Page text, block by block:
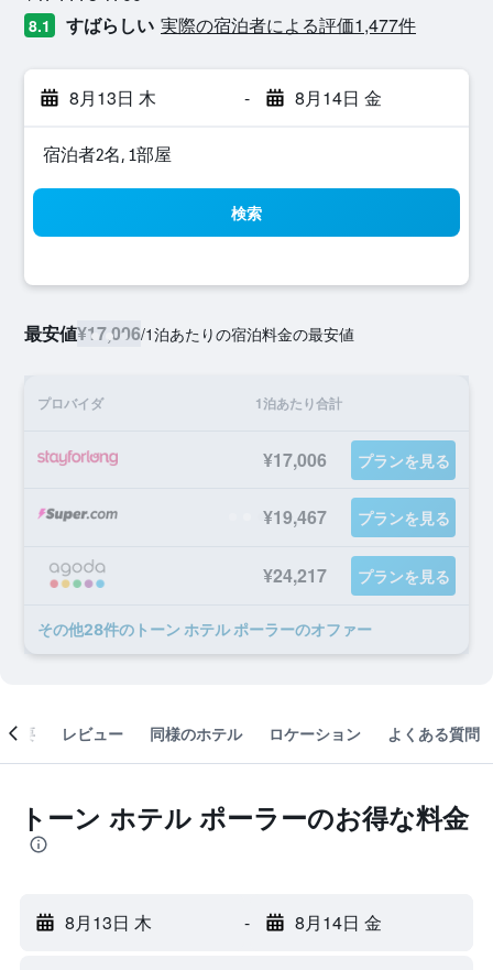
8.1 すばらしい 実際の宿泊者による評価1,477​件
8月13日 木 - 8月14日 金
宿泊者2名, 1​部屋
検索
最安値¥17,006/1泊あたりの宿泊料金の最安値
プロバイダ 1泊あたり合計
¥17,006 プランを見る
¥19,467 プランを見る
¥24,217 プランを見る
​その他28​件のトーン ホテル ポーラーのオファー
概要 レビュー 同様のホテル ロケーション よくある質問
トーン ホテル ポーラーのお得な料金
8月13日 木 - 8月14日 金